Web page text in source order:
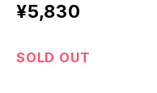
¥5,830
SOLD OUT